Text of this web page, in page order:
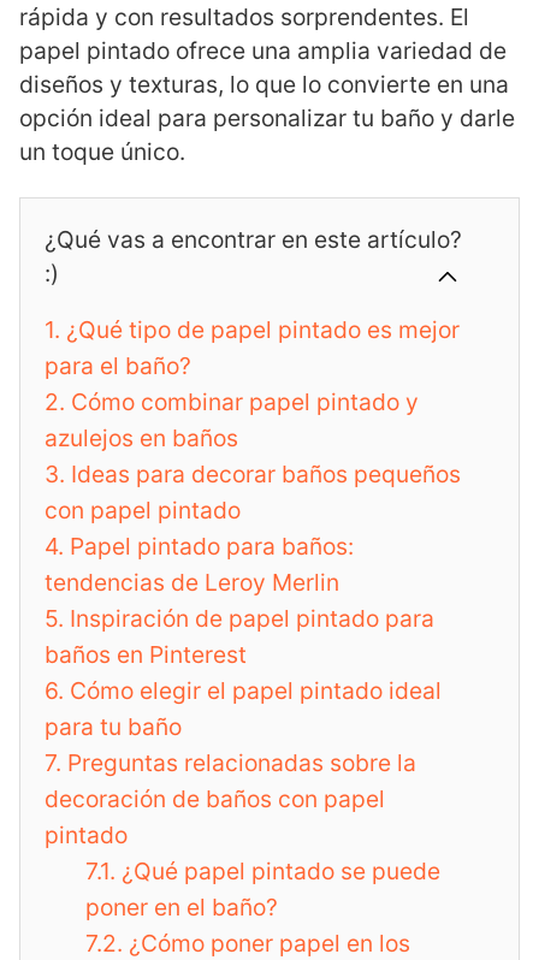
rápida y con resultados sorprendentes. El
papel pintado ofrece una amplia variedad de
diseños y texturas, lo que lo convierte en una
opción ideal para personalizar tu baño y darle
un toque único.
¿Qué vas a encontrar en este artículo?
:)
1. ¿Qué tipo de papel pintado es mejor
para el baño?
2. Cómo combinar papel pintado y
azulejos en baños
3. Ideas para decorar baños pequeños
con papel pintado
4. Papel pintado para baños:
tendencias de Leroy Merlin
5. Inspiración de papel pintado para
baños en Pinterest
6. Cómo elegir el papel pintado ideal
para tu baño
7. Preguntas relacionadas sobre la
decoración de baños con papel
pintado
7.1. ¿Qué papel pintado se puede
poner en el baño?
7.2. ¿Cómo poner papel en los